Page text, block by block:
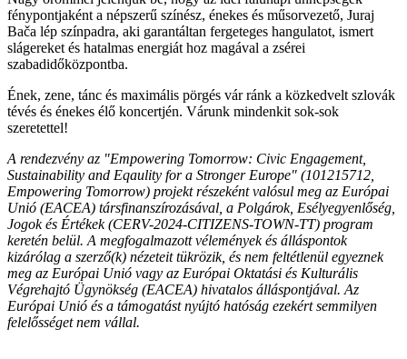
fénypontjaként a népszerű színész, énekes és műsorvezető, Juraj
Bača lép színpadra, aki garantáltan fergeteges hangulatot, ismert
slágereket és hatalmas energiát hoz magával a zsérei
szabadidőközpontba.
Ének, zene, tánc és maximális pörgés vár ránk a közkedvelt szlovák
tévés és énekes élő koncertjén. Várunk mindenkit sok-sok
szeretettel!
A rendezvény az "Empowering Tomorrow: Civic Engagement,
Sustainability and Eqaulity for a Stronger Europe" (101215712,
Empowering Tomorrow) projekt részeként valósul meg az Európai
Unió (EACEA) társfinanszírozásával, a Polgárok, Esélyegyenlőség,
Jogok és Értékek (CERV-2024-CITIZENS-TOWN-TT) program
keretén belül. A megfogalmazott vélemények és álláspontok
kizárólag a szerző(k) nézeteit tükrözik, és nem feltétlenül egyeznek
meg az Európai Unió vagy az Európai Oktatási és Kulturális
Végrehajtó Ügynökség (EACEA) hivatalos álláspontjával. Az
Európai Unió és a támogatást nyújtó hatóság ezekért semmilyen
felelősséget nem vállal.